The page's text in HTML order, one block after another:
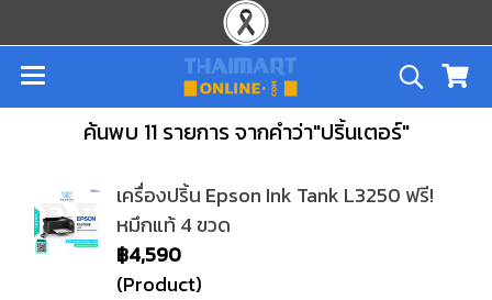
ค้นพบ 11 รายการ จากคำว่า"ปริ้นเตอร์"
เครื่องปริ้น Epson Ink Tank L3250 ฟรี!
หมึกแท้ 4 ขวด
฿4,590
(Product)